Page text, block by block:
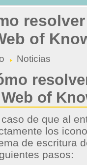
of
Noticias
Web of
de que al
los
de escritura
pasos: